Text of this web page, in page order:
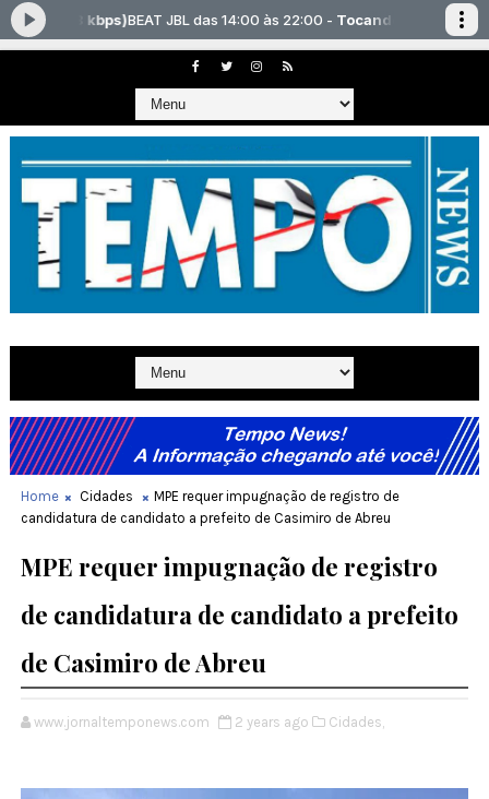
Home Cidades
MPE requer impugnação de registro de
candidatura de candidato a prefeito de Casimiro de Abreu
MPE requer impugnação de registro
de candidatura de candidato a prefeito
de Casimiro de Abreu
www.jornaltemponews.com 2 years ago Cidades,